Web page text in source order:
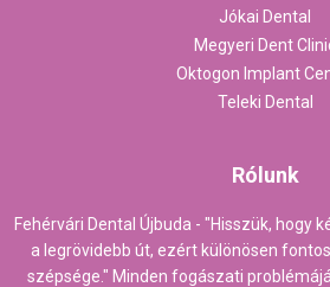
Jókai Dental
Megyeri Dent
Oktogon Implant
Teleki Dental
Rólunk
Fehérvári Dental Újbuda - "Hisszük, hogy
a legrövidebb út, ezért különösen
szépsége." Minden fogászati